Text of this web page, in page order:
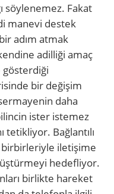
söylenemez. Fakat
manevi destek
adım atmak
adilliği amaç
bir değişim
daha
ister istemez
tetikliyor. Bağlantılı
birbirleriyle iletişime
hedefliyor.
birlikte hareket